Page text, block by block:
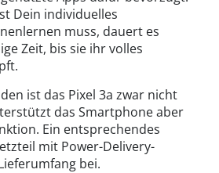
Dein individuelles
muss, dauert es
Zeit, bis sie ihr volles
ist das Pixel 3a zwar nicht
das Smartphone aber
Ein entsprechendes
mit Power-Delivery-
bei.